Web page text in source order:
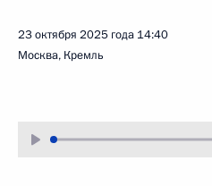
23 октября 2025 года 14:40
Москва, Кремль